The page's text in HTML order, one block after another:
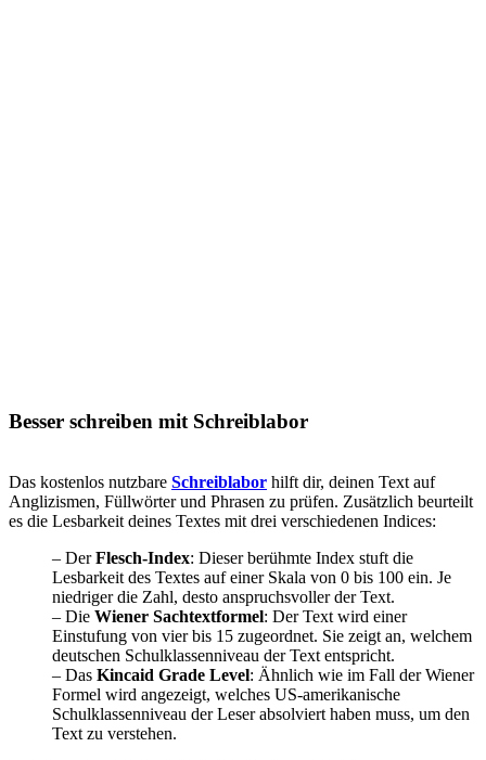
Besser schreiben mit Schreiblabor
Das kostenlos nutzbare Schreiblabor hilft dir, deinen Text auf
Anglizismen, Füllwörter und Phrasen zu prüfen. Zusätzlich beurteilt
es die Lesbarkeit deines Textes mit drei verschiedenen Indices:
– DerFlesch-Index: Dieser berühmte Index stuft die
Lesbarkeit des Textes auf einer Skala von 0 bis 100 ein. Je
niedriger die Zahl, desto anspruchsvoller der Text.
– Die Wiener Sachtextformel: Der Text wird einer
Einstufung von vier bis 15 zugeordnet. Sie zeigt an, welchem
deutschen Schulklassenniveau der Text entspricht.
– Das Kincaid Grade Level: Ähnlich wie im Fall der Wiener
Formel wird angezeigt, welches US-amerikanische
Schulklassenniveau der Leser absolviert haben muss, um den
Text zu verstehen.